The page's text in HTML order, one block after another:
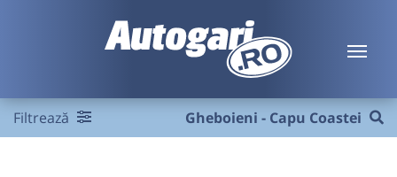
Filtrează Gheboieni - Capu Coastei